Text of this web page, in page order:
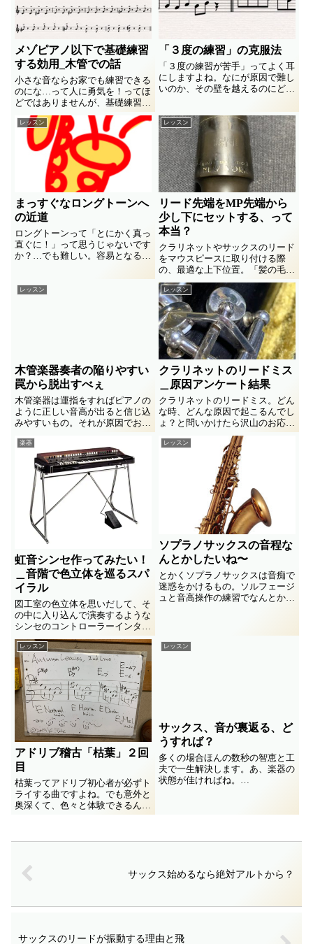
メゾピアノ以下で基礎練習
する効用_木管での話
小さな音ならお家でも練習できる
のにな…って人に勇気を！ってほ
どではありませんが、基礎練習は
小さい音でやると色々と良いこと
があるよって話です。
「３度の練習」の克服法
「３度の練習が苦手」ってよく耳
にしますよね。なにが原因で難し
いのか、その壁を越えるのにどん
最も効率よいか、どうせなら運指
技術だけでない学びに繋がるほう
が佳い、、そんな練習法を組み立
ててみました。
レッスン
まっすぐなロングトーンへ
の近道
ロングトーンって「とにかく真っ
直ぐに！」って思うじゃないです
か？…でも難しい。容易となるよ
レッスン
リード先端をMP先端から
少し下にセットする、って
本当？
クラリネットやサックスのリード
をマウスピースに取り付ける際
の、最適な上下位置。「髪の毛３
本分だけ下げて」などと耳にしま
すが、髪の毛なんて不確かな基準
を信じてよいの？本当はどうなの
か考えてみました。
レッスン
木管楽器奏者の陥りやすい
罠から脱出すべぇ
木管楽器は運指をすればピアノの
ように正しい音高が出ると信じ込
みやすいもの。それが原因でおこ
る無自覚な音痴という罠から如何
に脱出するか、、
レッスン
クラリネットのリードミス
＿原因アンケート結果
クラリネットのリードミス。どん
な時、どんな原因で起こるんでし
ょ？と問いかけたら沢山のお応え
を頂きました。感謝しつつここに
纏めさせていただきます。坂本和
彦先生からの膨大な御説明にも感
楽器
虹音シンセ作ってみたい！
＿音階で色立体を巡るスパ
イラル
図工室の色立体を思いだして、そ
の中に入り込んで演奏するような
シンセのコントローラーインタフ
ェイスを想像してみました。
レッスン
ソプラノサックスの音程な
んとかしたいね〜
とかくソプラノサックスは音痴で
迷惑をかけるもの。ソルフェージ
ュと音高操作の練習でなんとかせ
き付けてみました。
レッスン
アドリブ稽古「枯葉」２回
目
枯葉ってアドリブ初心者が必ずト
ライする曲ですよね。でも意外と
奥深くて、色々と体験できるんで
す。メロディーづくりを豊かに拡
か？
レッスン
サックス、音が裏返る、ど
うすれば？
多くの場合ほんの数秒の智恵と工
夫で一生解決します。あ、楽器の
状態が佳ければね。
を考えてみますね。
サックス始めるなら絶対アルトから？
サックスのリードが振動する理由と飛